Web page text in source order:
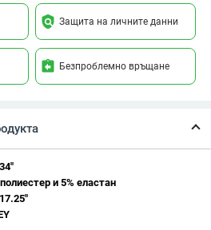
policy Защита на личните данни
assignment_return Безпроблемно връщане
и 5% еластан